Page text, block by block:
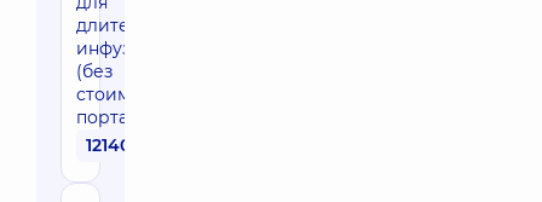
длительной
инфузии
(без
стоимости
порта)
12140 грн